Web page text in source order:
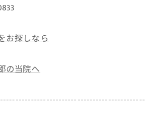
お探しなら
の当院へ